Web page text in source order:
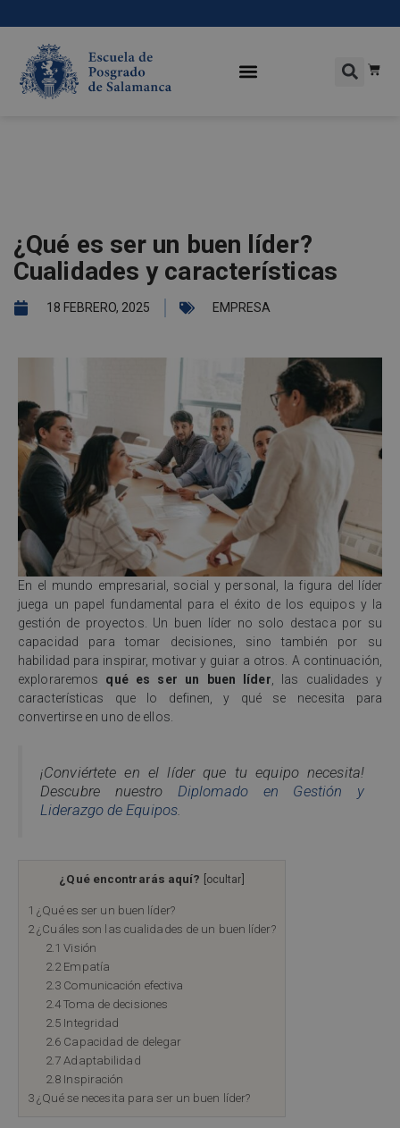
¿Qué es ser un buen líder?
Cualidades y características
18 FEBRERO, 2025 EMPRESA
En el mundo empresarial, social y personal, la figura del líder
juega un papel fundamental para el éxito de los equipos y la
gestión de proyectos. Un buen líder no solo destaca por su
capacidad para tomar decisiones, sino también por su
habilidad para inspirar, motivar y guiar a otros. A continuación,
exploraremos qué es ser un buen líder , las cualidades y
características que lo definen, y qué se necesita para
convertirse en uno de ellos.
¡Conviértete en el líder que tu equipo necesita!
Descubre nuestro Diplomado en Gestión y
Liderazgo de Equipos
¿Qué encontrarás aquí? ocultar
1 ¿Qué es ser un buen líder?
2¿Cuáles son las cualidades de un buen líder?
2.1 Visión
2.2Empatía
2.3 Comunicación efectiva
2.4Toma de decisiones
2.5 Integridad
2.6 Capacidad de delegar
2.7 Adaptabilidad
2.8 Inspiración
3 ¿Qué se necesita para ser un buen líder?